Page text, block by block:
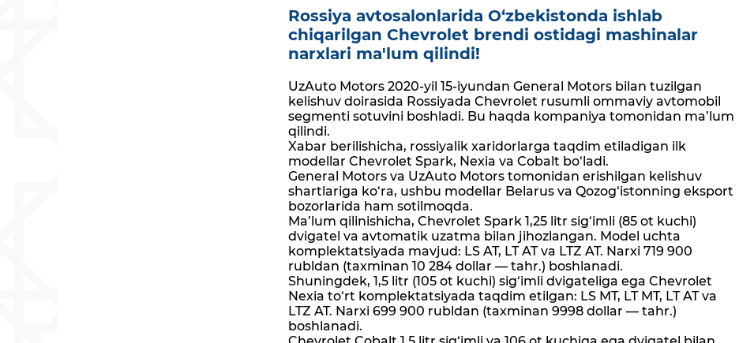
Rossiya avtosalonlarida O‘zbekistonda ishlab
chiqarilgan Chevrolet brendi ostidagi mashinalar
narxlari ma'lum qilindi!
UzAuto Motors 2020-yil 15-iyundan General Motors bilan tuzilgan
kelishuv doirasida Rossiyada Chevrolet rusumli ommaviy avtomobil
segmenti sotuvini boshladi. Bu haqda kompaniya tomonidan ma’lum
qilindi.
Xabar berilishicha, rossiyalik xaridorlarga taqdim etiladigan ilk
modellar Chevrolet Spark, Nexia va Cobalt bo‘ladi.
General Motors va UzAuto Motors tomonidan erishilgan kelishuv
shartlariga ko‘ra, ushbu modellar Belarus va Qozog‘istonning eksport
bozorlarida ham sotilmoqda.
Ma’lum qilinishicha, Chevrolet Spark 1,25 litr sig‘imli (85 ot kuchi)
dvigatel va avtomatik uzatma bilan jihozlangan. Model uchta
komplektatsiyada mavjud: LS AT, LT AT va LTZ AT. Narxi 719 900
rubldan (taxminan 10 284 dollar — tahr.) boshlanadi.
Shuningdek, 1,5 litr (105 ot kuchi) sig‘imli dvigateliga ega Chevrolet
Nexia to‘rt komplektatsiyada taqdim etilgan: LS MT, LT MT, LT AT va
LTZ AT. Narxi 699 900 rubldan (taxminan 9998 dollar — tahr.)
boshlanadi.